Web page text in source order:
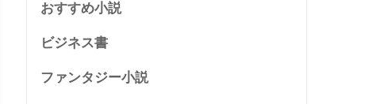
おすすめ小説
ビジネス書
ファンタジー小説